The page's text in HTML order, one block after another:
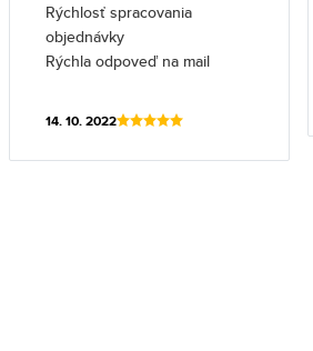
Rýchlosť spracovania
objednávky
Rýchla odpoveď na mail
14. 10. 2022